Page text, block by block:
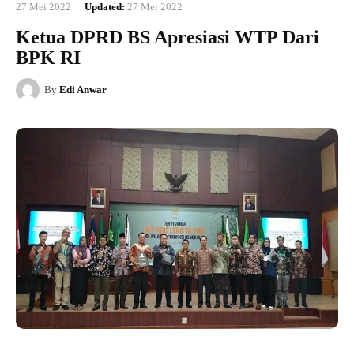
27 Mei 2022 Updated: 27 Mei 2022
Ketua DPRD BS Apresiasi WTP Dari
BPK RI
By Edi Anwar